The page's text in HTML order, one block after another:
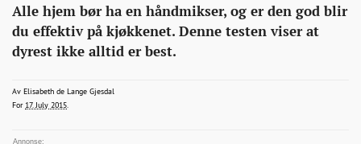
Ukategorisert
http://bonansa.no/artikkel/test-
av-
handmiksere/
Alle hjem bør ha en håndmikser, og er den god blir
du effektiv på kjøkkenet. Denne testen viser at
dyrest ikke alltid er best.
Av Elisabeth de Lange Gjesdal
2015-07-17T11:40:13+00:00
2015-07-17T11:40:13+00:00
2015-07-17T11:40:13+00:00
For 17. July 2015